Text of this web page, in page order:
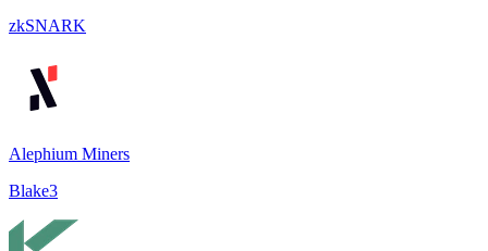
zkSNARK
Alephium Miners
Blake3